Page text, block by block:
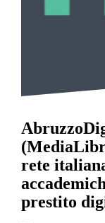
rete
prestito